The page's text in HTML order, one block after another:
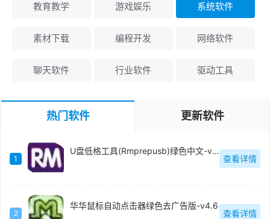
教育教学 游戏娱乐 系统软件
素材下载 编程开发 网络软件
聊天软件 行业软件 驱动工具
热门软件 更新软件
1
U盘低格工具(Rmprepusb)绿色中文-v2.1.744
查看详情
2
华华鼠标自动点击器绿色去广告版-v4.6
查看详情